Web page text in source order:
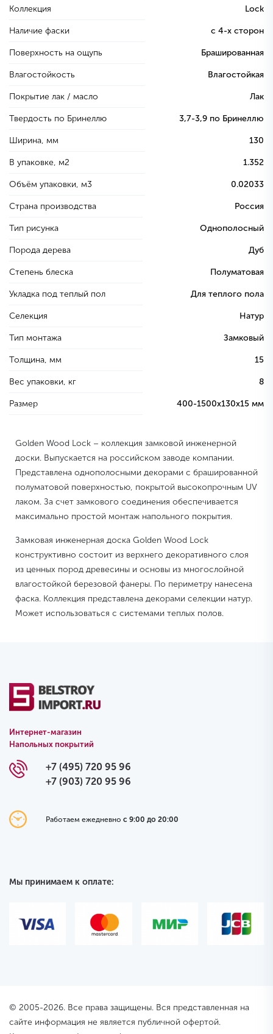
Коллекция Lock
Наличие фаски с 4-х сторон
Поверхность на ощупь Брашированная
Влагостойкость Влагостойкая
Покрытие лак / масло Лак
Твердость по Бринеллю 3,7-3,9 по Бринеллю
Ширина, мм 130
В упаковке, м2 1.352
Объём упаковки, м3 0.02033
Страна производства Россия
Тип рисунка Однополосный
Порода дерева Дуб
Степень блеска Полуматовая
Укладка под теплый пол Для теплого пола
Селекция Натур
Тип монтажа Замковый
Толщина, мм 15
Вес упаковки, кг 8
Размер 400-1500х130х15 мм
Golden Wood Lock – коллекция замковой инженерной
доски. Выпускается на российском заводе компании.
Представлена однополосными декорами с брашированной
полуматовой поверхностью, покрытой высокопрочным UV
лаком. За счет замкового соединения обеспечивается
максимально простой монтаж напольного покрытия.
Замковая инженерная доска Golden Wood Lock
конструктивно состоит из верхнего декоративного слоя
из ценных пород древесины и основы из многослойной
влагостойкой березовой фанеры. По периметру нанесена
фаска. Коллекция представлена декорами селекции натур.
Может использоваться с системами теплых полов.
Интернет-магазин
Напольных покрытий
+7 (495) 720 95 96
+7 (903) 720 95 96
Работаем ежедневно с 9:00 до 20:00
Мы принимаем к оплате:
© 2005-2026. Все права защищены. Вся представленная на
сайте информация не является публичной офертой.